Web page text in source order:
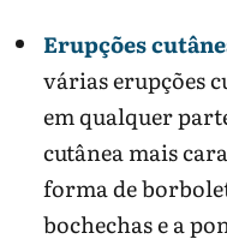
Erupções
várias erupções
em qualquer
cutânea mais
forma de
bochechas e a